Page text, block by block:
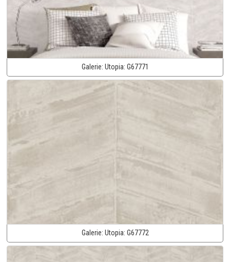
Galerie: Utopia: G67771
Galerie: Utopia: G67772